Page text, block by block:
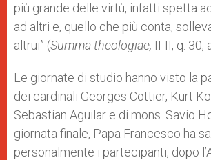
più grande delle virtù, infatti spetta
ad altri e, quello che più conta,
altrui” (Summa theologiae, II-II, q. 30,
Le giornate di studio hanno visto la
dei cardinali Georges Cottier, Kurt
Sebastian Aguilar e di mons. Savio
giornata finale, Papa Francesco ha
personalmente i partecipanti, dopo